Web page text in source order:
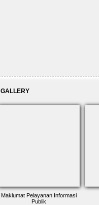
GALLERY
Maklumat Pelayanan Informasi
Publik